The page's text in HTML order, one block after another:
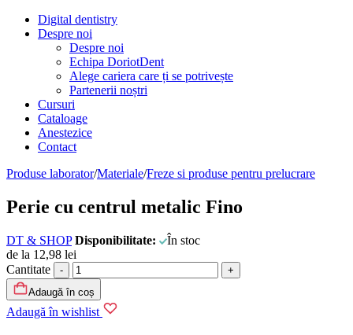
Digital dentistry
Despre noi
Despre noi
Echipa DoriotDent
Alege cariera care ți se potrivește
Partenerii noștri
Cursuri
Cataloage
Anestezice
Contact
Produse laborator/Materiale/Freze si produse pentru prelucrare
Perie cu centrul metalic Fino
DT & SHOP Disponibilitate:
În stoc
de la 12,98 lei
Cantitate
Adaugă în coș
Adaugă în wishlist